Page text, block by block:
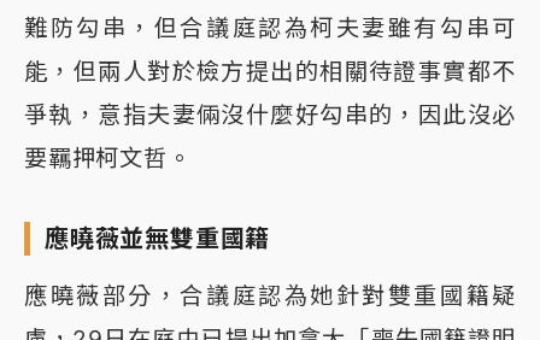
難防勾串，但合議庭認為柯夫妻雖有勾串可
能，但兩人對於檢方提出的相關待證事實都不
爭執，意指夫妻倆沒什麼好勾串的，因此沒必
要羈押柯文哲。
應曉薇並無雙重國籍
應曉薇部分，合議庭認為她針對雙重國籍疑